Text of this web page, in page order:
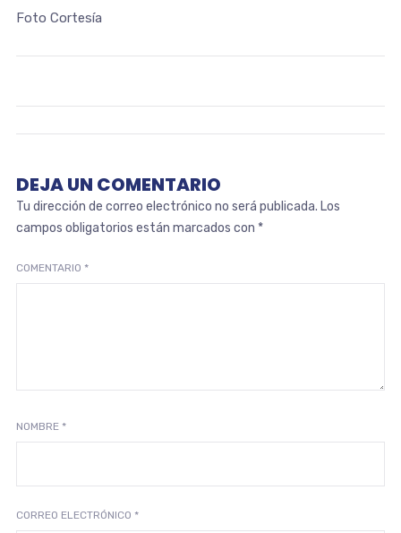
Foto Cortesía
DEJA UN COMENTARIO
Tu dirección de correo electrónico no será publicada. Los
campos obligatorios están marcados con *
COMENTARIO *
NOMBRE *
CORREO ELECTRÓNICO *